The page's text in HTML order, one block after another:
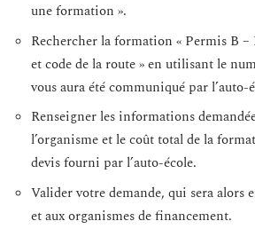
une formation ».
Rechercher la formation « Permis B
et code de la route » en utilisant le
vous aura été communiqué par l’auto-
Renseigner les informations
l’organisme et le coût total de la
devis fourni par l’auto-école.
Valider votre demande, qui sera alors
et aux organismes de financement.